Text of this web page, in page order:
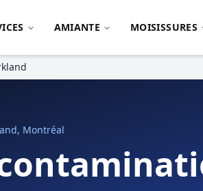
AMIANTE MOISISSURES
Montréal